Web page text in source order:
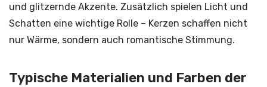
und glitzernde Akzente. Zusätzlich spielen Licht und
Schatten eine wichtige Rolle – Kerzen schaffen nicht
nur Wärme, sondern auch romantische Stimmung.
Typische Materialien und Farben der